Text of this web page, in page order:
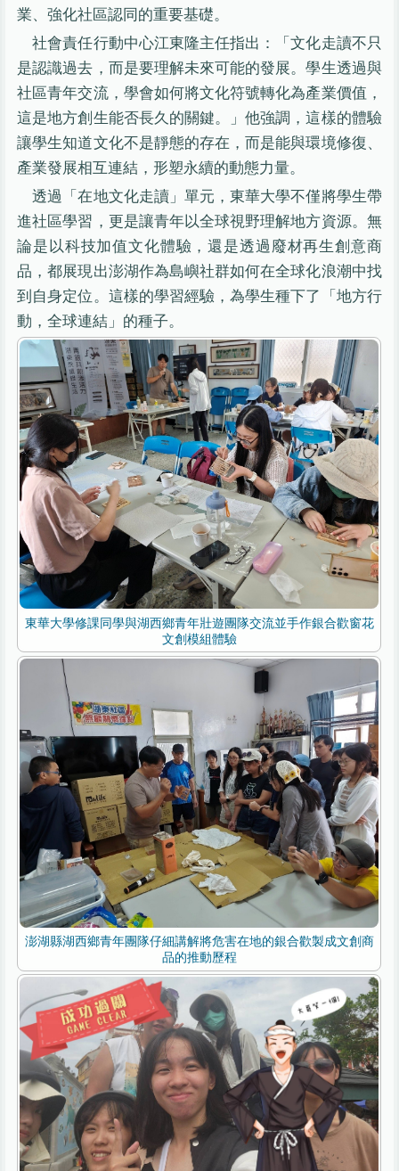
業、強化社區認同的重要基礎。
社會責任行動中心江東隆主任指出：「文化走讀不只
是認識過去，而是要理解未來可能的發展。學生透過與
社區青年交流，學會如何將文化符號轉化為產業價值，
這是地方創生能否長久的關鍵。」他強調，這樣的體驗
讓學生知道文化不是靜態的存在，而是能與環境修復、
產業發展相互連結，形塑永續的動態力量。
透過「在地文化走讀」單元，東華大學不僅將學生帶
進社區學習，更是讓青年以全球視野理解地方資源。無
論是以科技加值文化體驗，還是透過廢材再生創意商
品，都展現出澎湖作為島嶼社群如何在全球化浪潮中找
到自身定位。這樣的學習經驗，為學生種下了「地方行
動，全球連結」的種子。
東華大學修課同學與湖西鄉青年壯遊團隊交流並手作銀合歡窗花
文創模組體驗
澎湖縣湖西鄉青年團隊仔細講解將危害在地的銀合歡製成文創商
品的推動歷程